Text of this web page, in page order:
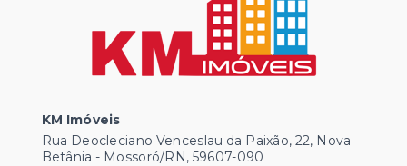
KM Imóveis
Rua Deocleciano Venceslau da Paixão, 22, Nova
Betânia - Mossoró/RN, 59607-090